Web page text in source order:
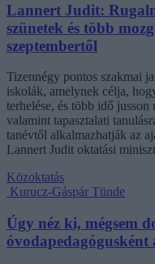
Lannert Judit:
szünetek és több
szeptembertől
Tizennégy pontos szakmai
iskolák, amelynek célja,
terhelése, és több idő
valamint tapasztalati
tanévtől alkalmazhatják az
Lannert Judit oktatási
Közoktatás
Kurucz-Gáspár Tünde
Úgy néz ki, mégsem
óvodapedagógusként